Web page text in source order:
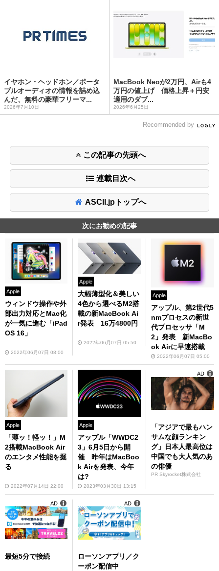
イヤホン・ヘッドホン／ポータ
ブルオーディオの情報を詰め込
んだ、無料の豪華フリーマ...
2026年7月10日
MacBook Neoが2万円、Airも4
万円の値上げ 価格上昇＋円安
適用のダブ...
2026年6月25日
Recommended by
この記事の先頭へ
連載目次へ
ASCII.jpトップへ
次にお勧めの記事
Apple
ウィンドウ操作や外
部出力対応とMac化
が一気に進む「iPad
OS 16」
2022年06月07日 08:00
Apple
大幅薄型化＆美しい
4色から選べるM2搭
載の新MacBook Ai
r発表 16万4800円
2022年06月07日 05:50
Apple
アップル、第2世代5
nmプロセスの新世
代プロセッサ「M
2」発表 新MacBo
ok Airに早速搭載
2022年06月07日 05:00
Apple
「薄ッ！軽ッ！」M
2搭載MacBook Air
のエンタメ性能を掘
る
2022年07月14日 22:00
Apple
アップル「WWDC2
3」6月5日から開
催 昨年はMacBoo
k Airを発表、今年
は?
2023年03月30日 13:15
「アジアで最もハン
サムな顔ランキン
グ」日本人最高位は
中国でも大人気のあ
の俳優
PR Skyrocket株式会社
AD
最短5分で接続
AD
ローソンアプリ／ク
ーポン配信中
AD